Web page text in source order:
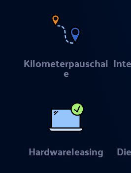
Kilometerpauschal
e
Hardwareleasing